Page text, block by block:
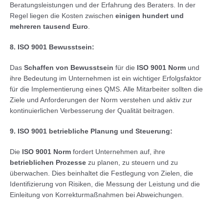
Beratungsleistungen und der Erfahrung des Beraters. In der
Regel liegen die Kosten zwischen einigen hundert und
mehreren tausend Euro
8. ISO 9001 Bewusstsein:
Das Schaffen von Bewusstsein für die ISO 9001 Norm und
ihre Bedeutung im Unternehmen ist ein wichtiger Erfolgsfaktor
für die Implementierung eines QMS. Alle Mitarbeiter sollten die
Ziele und Anforderungen der Norm verstehen und aktiv zur
kontinuierlichen Verbesserung der Qualität beitragen.
9. ISO 9001 betriebliche Planung und Steuerung:
Die ISO 9001 Norm fordert Unternehmen auf, ihre
betrieblichen Prozesse zu planen, zu steuern und zu
überwachen. Dies beinhaltet die Festlegung von Zielen, die
Identifizierung von Risiken, die Messung der Leistung und die
Einleitung von Korrekturmaßnahmen bei Abweichungen.